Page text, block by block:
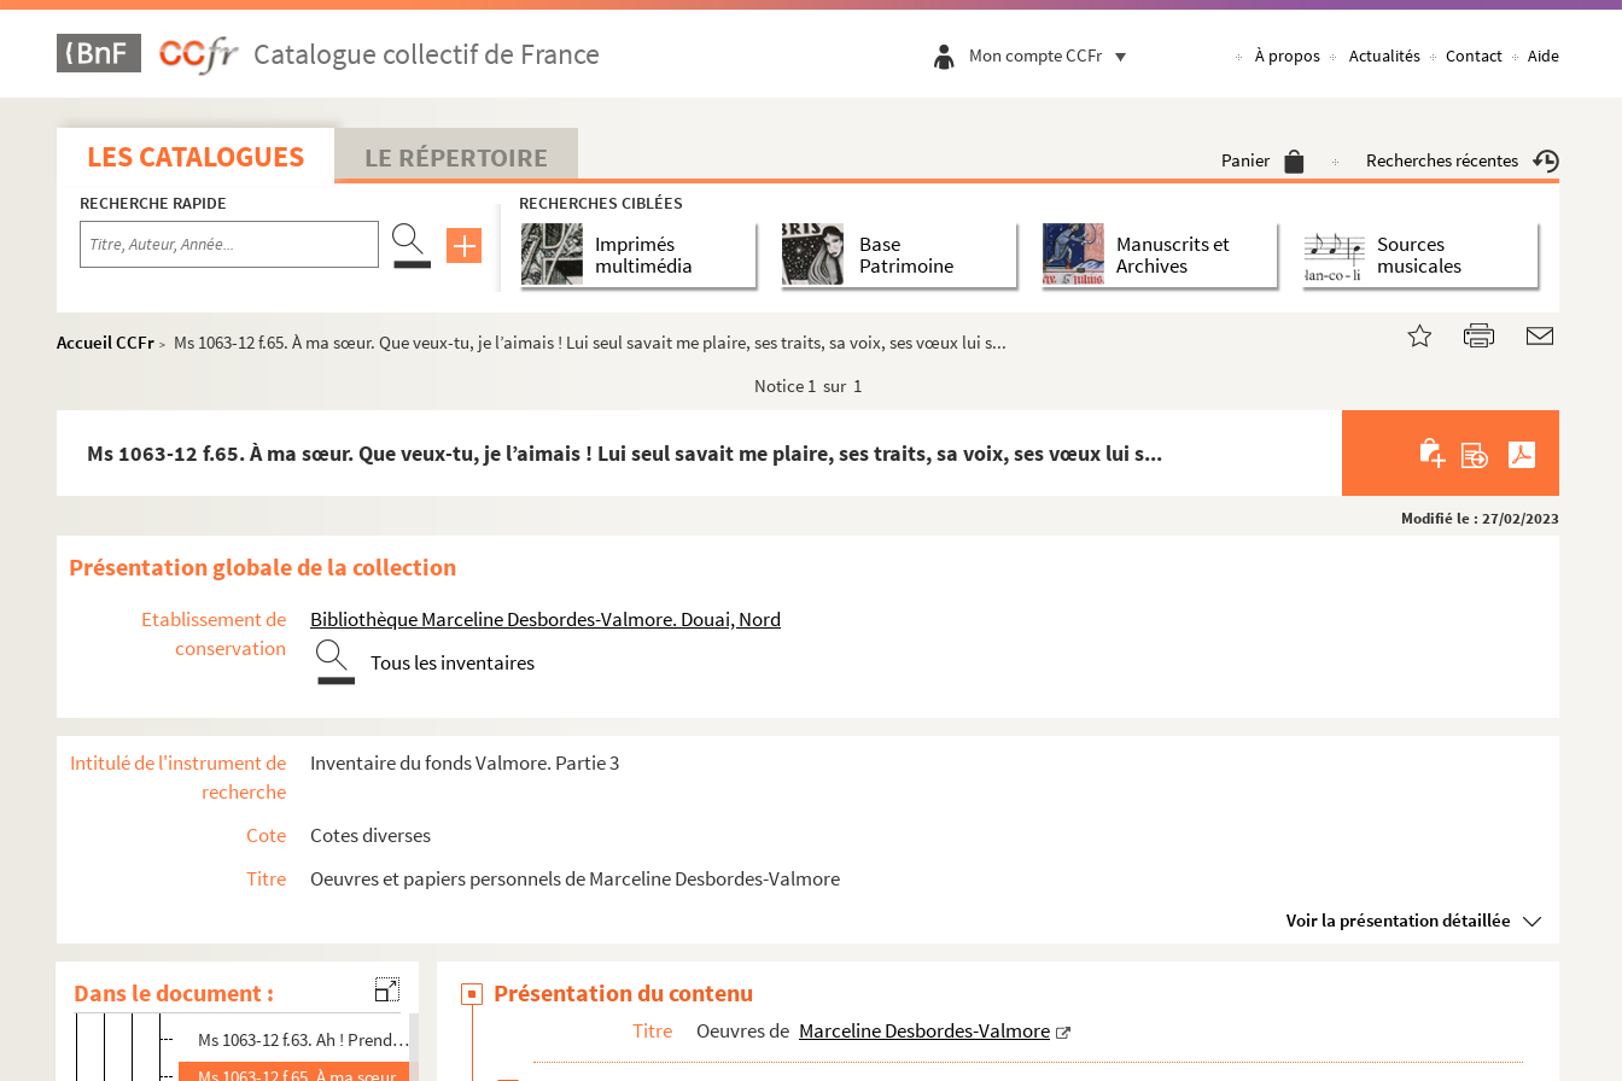
Catalogue collectif de France Mon compte CCFr À propos Actualités Contact Aide
LES CATALOGUES LE RÉPERTOIRE Panier Recherches récentes
RECHERCHE RAPIDE RECHERCHES CIBLÉES
Imprimés
multimédia
Base
Patrimoine
Manuscrits et
Archives
Sources
musicales
Accueil CCFr >
Ms 1063-12 f.65. À ma sœur. Que veux-tu, je l’aimais ! Lui seul savait me plaire, ses traits, sa voix, ses vœux lui s...
Notice 1 sur 1
Ms 1063-12 f.65. À ma sœur. Que veux-tu, je l’aimais ! Lui seul savait me plaire, ses traits, sa voix, ses vœux lui s...
Modifié le : 27/02/2023
Présentation globale de la collection
Etablissement de
conservation
Bibliothèque Marceline Desbordes-Valmore. Douai, Nord
Tous les inventaires
Intitulé de l'instrument de
recherche
Inventaire du fonds Valmore. Partie 3
Cote
Cotes diverses
Titre
Oeuvres et papiers personnels de Marceline Desbordes-Valmore
Voir la présentation détaillée
Dans le document :
Ms 1063-12 f.34. Élégie. La vieille mendiante. Toi que l’on plaint, toi que j’envie, indigente de nos hameaux, …
Ms 1063-12 f.36. Je l’ai vu ! Ma sœur ! il ne faut pas me blâmer, si ma tristesse est sans colère ; …
Ms 1063-12 f.37. Élégie. Une mère. Rentrons, mes chers enfans ; de la foule éplorée, laissons les flots émus s’écoule...
Ms 1063-12 f.41. Je ne sais quel triste plaisir ma mémoire trouve à contempler et à reproduire les traces douloureuse...
Ms 1063-12 f.42. La jalousie. Qu’as-tu fait d’un aveu doux à ton espérance ? mes pleurs qu’en as-tu fait ? Ton bonheu...
Ms 1063-12 f.43. Tu n’aimes pas. Que je te plains. Dis-moi fera-t-il beau demain ? Demain te verrai-je, ma vie ? …
Ms 1063-12 f.44. Les roses. Hélas ! Que les vieillards savent de tristes choses ! Hier après la fête ils riaient des ...
Ms 1063-12 f.45. Bon soir. Il a demandé l’heure, oh ! le triste présage ! autrefois j’étais seule attentive à ce soin...
Ms 1063-12 f.47. L’orage. Dans sa course brûlante, ô que la nuit est lente ! …
Ms 1063-12 f.50. Le bonheur. Mes yeux rendus à la lumière, mais fatigués par tant de pleurs, …
Ms 1063-12 f.51 bis. Romance. S’il avait su quelle âme il a blessée, larmes du cœur, s’il avait pu les voir, …
Ms 1063-12 f.52. Le vrai mal d’amour. Souhaiter, sans espoir, regarder sans rien voir, se nourrir de ses larmes, …
Ms 1063-12 f.54. Amour sans félicité. Son image comme un songe, partout s’attache à mon sort. …
Ms 1063-12 f.55. À Monsieur Béranger. Bon captif, la fée Urgande, a-t-elle oublié vos chants ? …
Ms 1063-12 f.58. À Méhul. Quand la brise du soir triste et mélodieuse porte le chant du cygne aux bocages déserts, …
Ms 1063-12 f.61. Quoi ! ce n’est plus pour lui, ce n’est plus pour l’attendre, que je vois arriver ces jours longs et...
Ms 1063-12 f.62. Souvenir. Quand il pâlit un soir, et que sa voix tremblante, s’éteignit tout-à-coup dans un mot comm...
Ms 1063-12 f.63. Ah ! Prends garde à l’amour, il menace ta vie, je l’ai vu dans les pleurs que tu verses pour moi. …
Présentation du contenu
Titre Oeuvres de Marceline Desbordes-Valmore